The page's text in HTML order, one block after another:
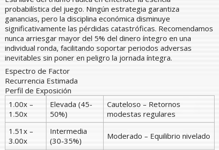
probabilística del juego. Ningún estrategia garantiza
ganancias, pero la disciplina económica disminuye
significativamente las pérdidas catastróficas. Recomendamos
nunca arriesgar mayor del 5% del dinero íntegro en una
individual ronda, facilitando soportar periodos adversas
inevitables sin poner en peligro la jornada íntegra.
Espectro de Factor
Recurrencia Estimada
Perfil de Exposición
1.00x –
1.50x
Elevada (45-
50%)
Cauteloso – Retornos
modestas regulares
1.51x –
3.00x
Intermedia
(30-35%)
Moderado – Equilibrio nivelado